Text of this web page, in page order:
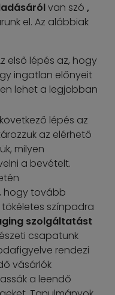
van szó ,
el. Az alábbiak
első lépés az, hogy
ingatlan előnyeit
lehet a legjobban
lépés az
az elérhető
milyen
a bevételt.
hogy tovább
színpadra
szolgáltatást
csapatunk
rendezi
vásárlók
a leendő